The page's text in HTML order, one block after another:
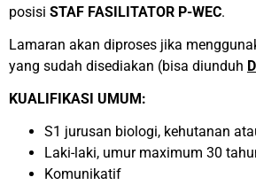
posisi STAF FASILITATOR P-WEC.
Lamaran akan diproses jika
yang sudah disediakan (bisa diunduh
KUALIFIKASI UMUM:
S1 jurusan biologi, kehutanan
Laki-laki, umur maximum 30
Komunikatif